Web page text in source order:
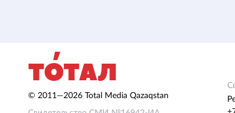
© 2011—2026 Total Media Qazaqstan